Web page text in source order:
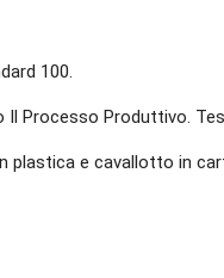
100.
Processo Produttivo.
plastica e cavallotto in